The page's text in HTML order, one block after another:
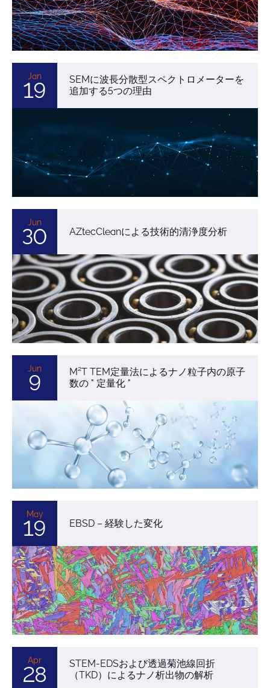
Jan
19
SEMに波長分散型スペクトロメーターを
追加する5つの理由
Jun
30 AZtecCleanによる技術的清浄度分析
Jun
9
M²T TEM定量法によるナノ粒子内の原子
数の " 定量化 "
May
19 EBSD – 経験した変化
Apr
28
STEM-EDSおよび透過菊池線回折
（TKD）によるナノ析出物の解析